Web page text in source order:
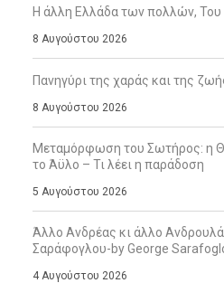
Η άλλη Ελλάδα των πολλών, Του
8 Αυγούστου 2026
Πανηγύρι της χαράς και της
8 Αυγούστου 2026
Μεταμόρφωση του Σωτήρος: η
το Άϋλο – Τι λέει η παράδοση
5 Αυγούστου 2026
Άλλο Ανδρέας κι άλλο
Σαράφογλου-by George
4 Αυγούστου 2026